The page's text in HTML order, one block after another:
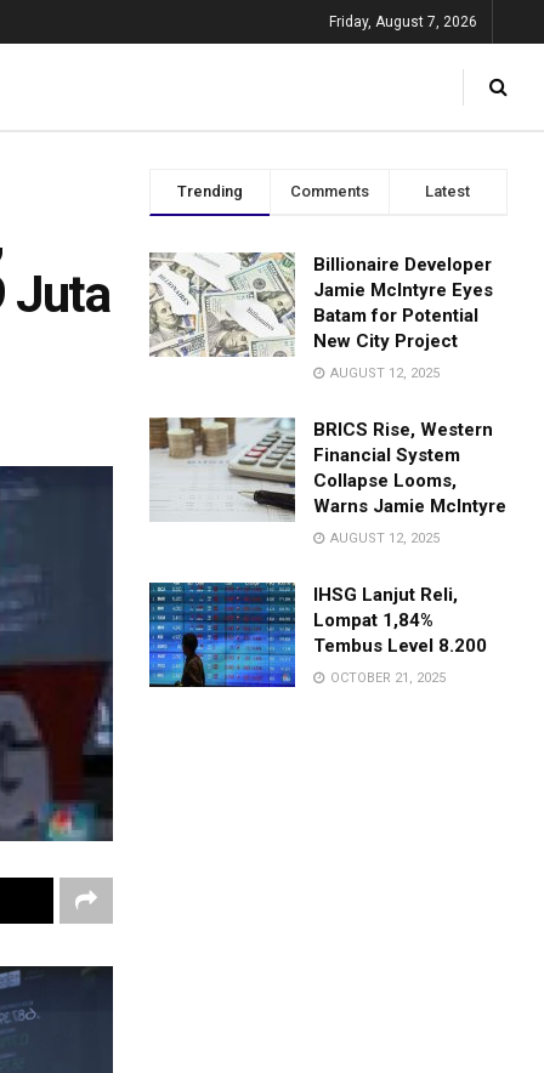
Friday, August 7, 2026
Juta
Trending Comments Latest
Billionaire Developer
Jamie McIntyre Eyes
Batam for Potential
New City Project
AUGUST 12, 2025
BRICS Rise, Western
Financial System
Collapse Looms,
Warns Jamie McIntyre
AUGUST 12, 2025
IHSG Lanjut Reli,
Lompat 1,84%
Tembus Level 8.200
OCTOBER 21, 2025